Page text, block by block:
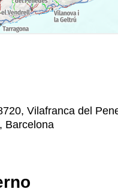
Vilafranca del
Barcelona